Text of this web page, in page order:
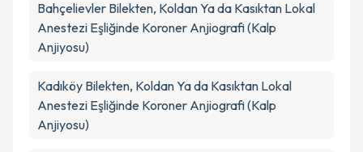
Bahçelievler Bilekten, Koldan Ya da Kasıktan Lokal
Anestezi Eşliğinde Koroner Anjiografi (Kalp
Anjiyosu)
Kadıköy Bilekten, Koldan Ya da Kasıktan Lokal
Anestezi Eşliğinde Koroner Anjiografi (Kalp
Anjiyosu)